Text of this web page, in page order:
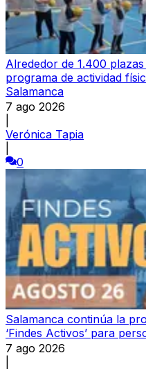
Alrededor de 1.400
programa de actividad
Salamanca
7 ago 2026
Verónica Tapia
0
Salamanca continúa la
‘Findes Activos’ para
7 ago 2026